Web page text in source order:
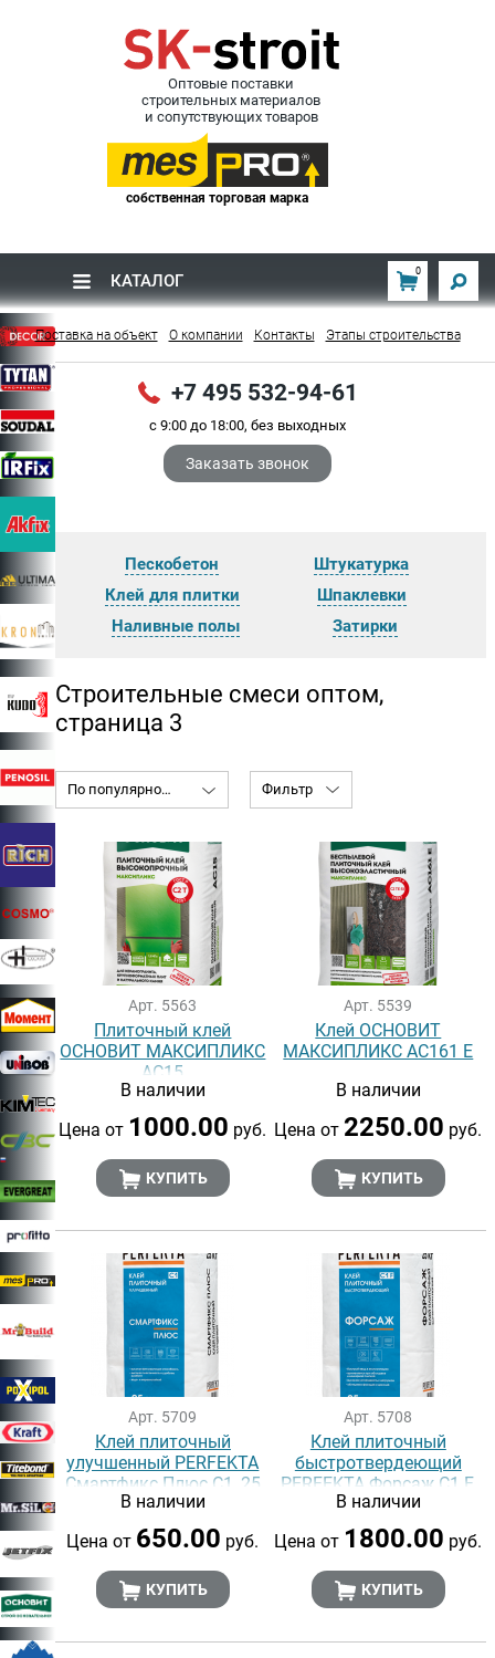
Оптовые поставки
строительных материалов
и сопутствующих товаров
собственная торговая марка
КАТАЛОГ 0
Поставка на объект О компании Контакты Этапы строительства
+7 495 532-94-61
с 9:00 до 18:00, без выходных
Заказать звонок
Пескобетон
Штукатурка
Клей для плитки
Шпаклевки
Наливные полы
Затирки
Cтроительные смеси оптом,
страница 3
По популярности Фильтр
Арт. 5563
Плиточный клей
ОСНОВИТ МАКСИПЛИКС
АС15
В наличии
Цена от 1000.00 руб.
КУПИТЬ
Арт. 5539
Клей ОСНОВИТ
МАКСИПЛИКС АС161 Е
В наличии
Цена от 2250.00 руб.
КУПИТЬ
Арт. 5709
Клей плиточный
улучшенный PERFEKTA
Смартфикс Плюс C1, 25
кг
В наличии
Цена от 650.00 руб.
КУПИТЬ
Арт. 5708
Клей плиточный
быстротвердеющий
PERFEKTA Форсаж C1 F,
25 кг
В наличии
Цена от 1800.00 руб.
КУПИТЬ